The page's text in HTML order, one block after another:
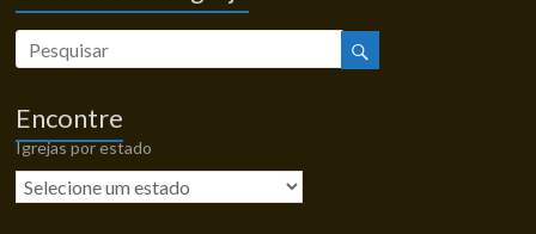
Encontre
Igrejas por estado